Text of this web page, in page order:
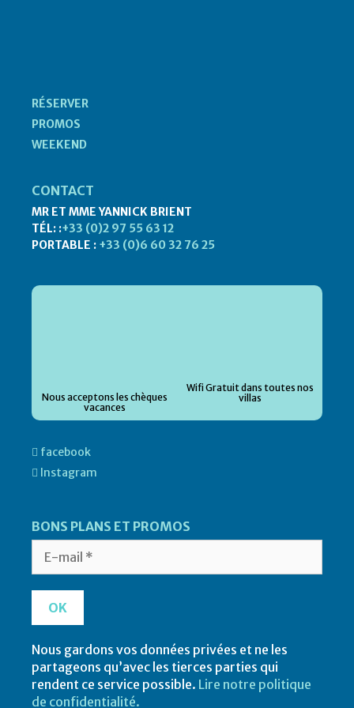
RÉSERVER
PROMOS
WEEKEND
CONTACT
MR ET MME YANNICK BRIENT
TÉL: :+33 (0)2 97 55 63 12
PORTABLE : +33 (0)6 60 32 76 25
Nous acceptons les chèques
vacances
Wifi Gratuit dans toutes nos
villas
facebook
Instagram
BONS PLANS ET PROMOS
Nous gardons vos données privées et ne les
partageons qu’avec les tierces parties qui
rendent ce service possible. Lire notre politique
de confidentialité.